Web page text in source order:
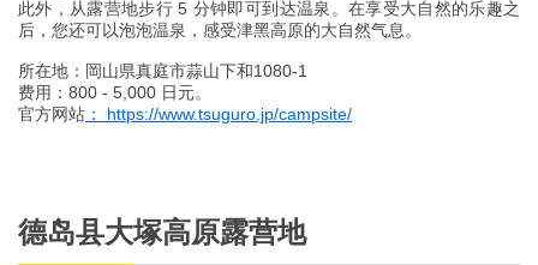
此外，从露营地步行 5 分钟即可到达温泉。在享受大自然的乐趣之
后，您还可以泡泡温泉，感受津黑高原的大自然气息。
所在地：岡山県真庭市蒜山下和1080-1
费用：800 - 5,000 日元。
官方网站 ： https://www.tsuguro.jp/campsite/
德岛县大塚高原露营地